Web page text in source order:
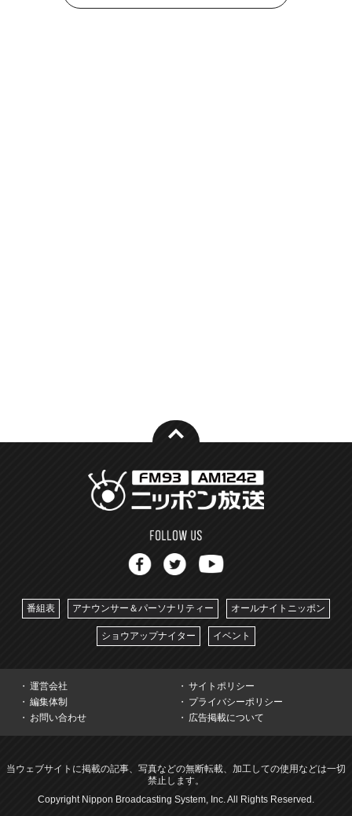
番組表 アナウンサー＆パーソナリティー オールナイトニッポン
ショウアップナイター イベント
運営会社
サイトポリシー
編集体制
プライバシーポリシー
お問い合わせ
広告掲載について
当ウェブサイトに掲載の記事、写真などの無断転載、加工しての使用などは一切
禁止します。
Copyright Nippon Broadcasting System, Inc. All Rights Reserved.